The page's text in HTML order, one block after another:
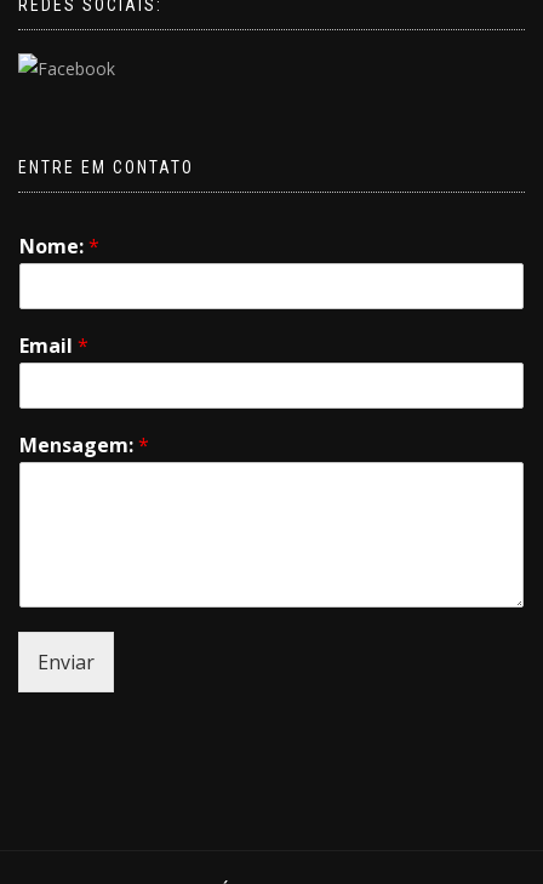
REDES SOCIAIS:
ENTRE EM CONTATO
Nome:*
Email *
Mensagem:*
Enviar